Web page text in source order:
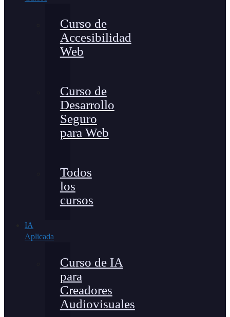
Curso de
Accesibilidad
Web
Curso de
Desarrollo
Seguro
para Web
Todos
los
cursos
IA
Aplicada
Curso de IA
para
Creadores
Audiovisuales